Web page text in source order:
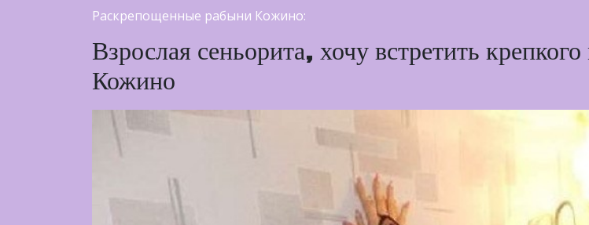
Раскрепощенные рабыни Кожино:
Взрослая сеньорита, хочу встретить
Кожино